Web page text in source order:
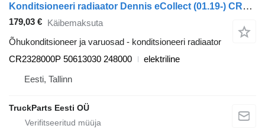
Konditsioneeri radiaator Dennis eCollect (01.19-) CR2328000P tüübi jaoks sadulveoki Dennis eCollect Terberg YT Magtec (2019-)
179,03 € Käibemaksuta
Õhukonditsioneer ja varuosad - konditsioneeri radiaator
CR2328000P 50613030 248000
elektriline
Eesti, Tallinn
TruckParts Eesti OÜ